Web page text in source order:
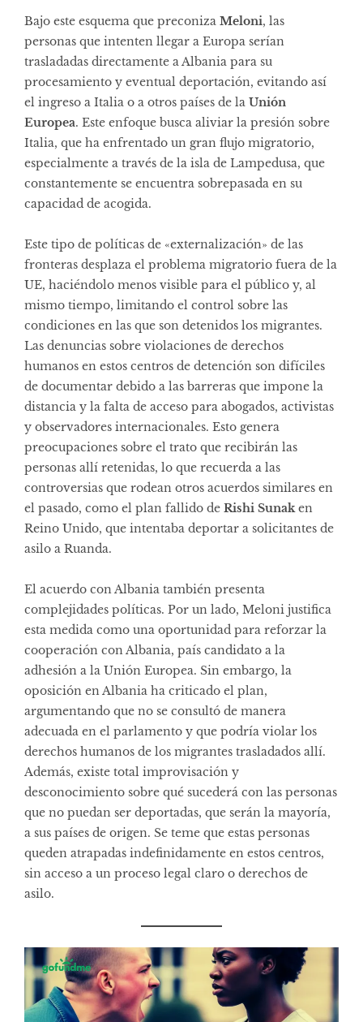
Bajo este esquema que preconiza Meloni, las
personas que intenten llegar a Europa serían
trasladadas directamente a Albania para su
procesamiento y eventual deportación, evitando así
el ingreso a Italia o a otros países de la Unión
Europea. Este enfoque busca aliviar la presión sobre
Italia, que ha enfrentado un gran flujo migratorio,
especialmente a través de la isla de Lampedusa, que
constantemente se encuentra sobrepasada en su
capacidad de acogida.
Este tipo de políticas de «externalización» de las
fronteras desplaza el problema migratorio fuera de la
UE, haciéndolo menos visible para el público y, al
mismo tiempo, limitando el control sobre las
condiciones en las que son detenidos los migrantes.
Las denuncias sobre violaciones de derechos
humanos en estos centros de detención son difíciles
de documentar debido a las barreras que impone la
distancia y la falta de acceso para abogados, activistas
y observadores internacionales. Esto genera
preocupaciones sobre el trato que recibirán las
personas allí retenidas, lo que recuerda a las
controversias que rodean otros acuerdos similares en
el pasado, como el plan fallido de Rishi Sunak en
Reino Unido, que intentaba deportar a solicitantes de
asilo a Ruanda.
El acuerdo con Albania también presenta
complejidades políticas. Por un lado, Meloni justifica
esta medida como una oportunidad para reforzar la
cooperación con Albania, país candidato a la
adhesión a la Unión Europea. Sin embargo, la
oposición en Albania ha criticado el plan,
argumentando que no se consultó de manera
adecuada en el parlamento y que podría violar los
derechos humanos de los migrantes trasladados allí.
Además, existe total improvisación y
desconocimiento sobre qué sucederá con las personas
que no puedan ser deportadas, que serán la mayoría,
a sus países de origen. Se teme que estas personas
queden atrapadas indefinidamente en estos centros,
sin acceso a un proceso legal claro o derechos de
asilo.